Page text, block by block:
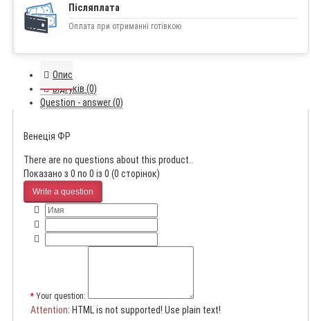
Післяплата
Оплата при отриманні готівкою
Опис
Відгуків (0)
Question - answer (0)
Венеція ФР
There are no questions about this product..
Показано з 0 по 0 із 0 (0 сторінок)
Write a question
Your question:
Attention: HTML is not supported! Use plain text!